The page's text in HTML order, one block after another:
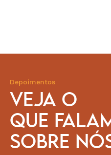
Depoimentos
VEJA O
QUE
SOBRE